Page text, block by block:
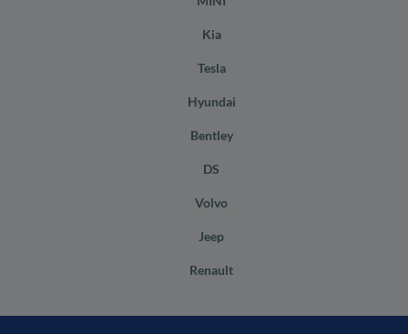
Kia
Tesla
Hyundai
Bentley
DS
Volvo
Jeep
Renault